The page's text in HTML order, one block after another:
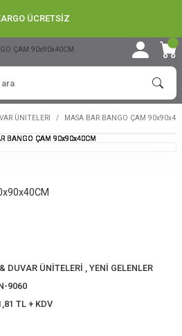
ÜCRETSİZ
ÜNİTELERİ MASA BAR BANGO ÇAM
DUVAR ÜNİTELERİ , YENİ GELENLER
9060
TL + KDV